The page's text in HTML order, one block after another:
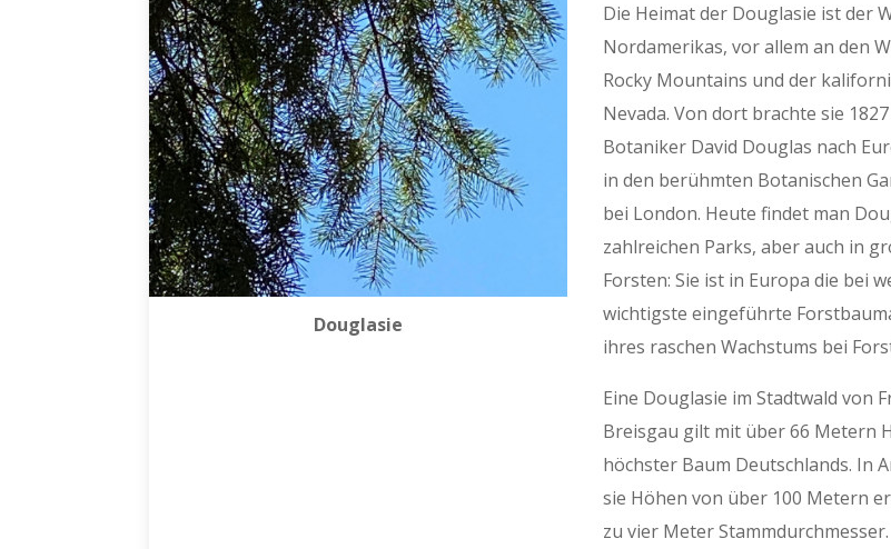
Douglasie
Die Heimat der Douglasie ist der
Nordamerikas, vor allem an den
Rocky Mountains und der
Nevada. Von dort brachte sie
Botaniker David Douglas nach
in den berühmten Botanischen
bei London. Heute findet man
zahlreichen Parks, aber auch in
Forsten: Sie ist in Europa die bei
wichtigste eingeführte
ihres raschen Wachstums bei
Eine Douglasie im Stadtwald von
Breisgau gilt mit über 66 Metern
höchster Baum Deutschlands. In
sie Höhen von über 100 Metern
zu vier Meter Stammdurchmesser.